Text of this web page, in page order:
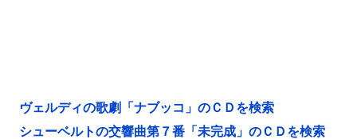
ヴェルディの歌劇「ナブッコ」のＣＤを検索
シューベルトの交響曲第７番「未完成」のＣＤを検索